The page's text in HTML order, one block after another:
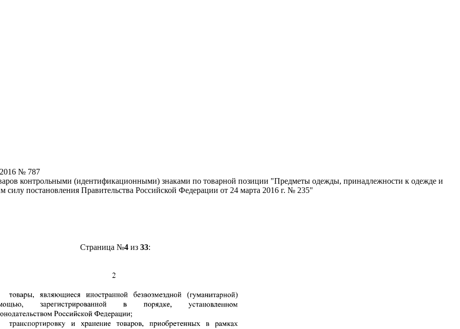
№ 787
контрольными (идентификационными) знаками по товарной позиции "Предметы одежды, принадлежности к одежде и
силу постановления Правительства Российской Федерации от 24 марта 2016 г. № 235"
Страница №4из 33: